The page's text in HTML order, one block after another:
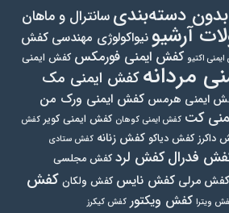
بدون دسته‌بندی سانترال و ماهان
آرشیو نیواکولوژی مهندسی کفش
اکتیو کفش ایمنی فورمکس کفش ایمنی
مردانهکفش ایمنی مک
ایمنی هرمس کفش ایمنی ورک من
کت کفش ایمنی کوهان کفش ایمنی کویر کفش
داکرز کفش دیاکو کفش زنانه کفش ستادی
فدرال کفش لرد کفش مجلسی
کفش مرلی کفش نایس کفش ولکان کفش
ویترا کفش ویکتور کفش کیکرز